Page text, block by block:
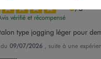
5/5
vérifié et récompensé
type jogging léger pour
09/07/2026 , suite à une